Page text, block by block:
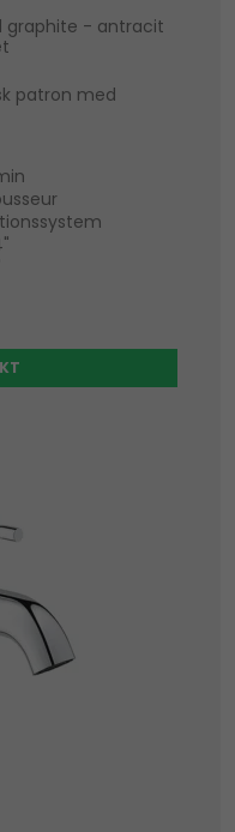
graphite - antracit
patron med